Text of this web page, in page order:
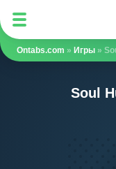
Ontabs.com » Игры »
Soul